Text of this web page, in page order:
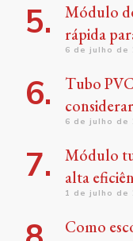
Módulo
rápida
6 de julho de
Tubo
6 de julho de
Módulo
alta
1 de julho de
Como